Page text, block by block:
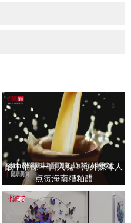
酸中带辣 一口入魂！海外媒体人
点赞海南糟粕醋